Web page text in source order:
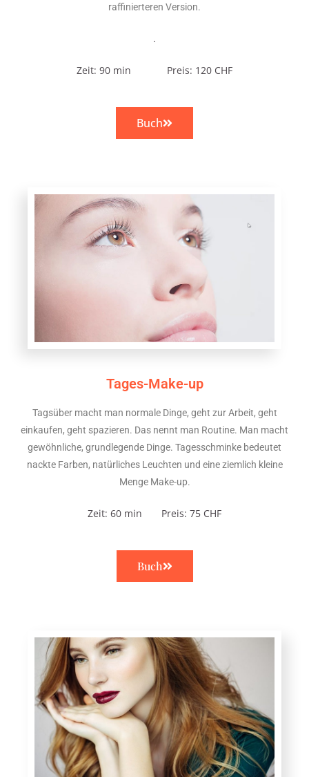
raffinierteren Version.
.
Zeit: 90 min Preis: 120 CHF
Buch
Tages-Make-up
Tagsüber macht man normale Dinge, geht zur Arbeit, geht
einkaufen, geht spazieren. Das nennt man Routine. Man macht
gewöhnliche, grundlegende Dinge. Tagesschminke bedeutet
nackte Farben, natürliches Leuchten und eine ziemlich kleine
Menge Make-up.
Zeit: 60 min Preis: 75 CHF
Buch